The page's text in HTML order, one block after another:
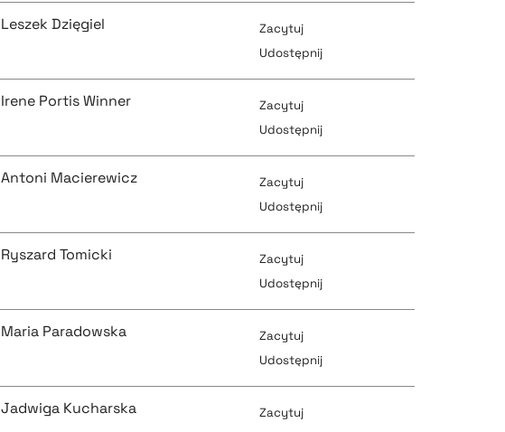
pobierz cytat
pobierz cytat
pobierz cytat
pobierz cytat
pobierz cytat
Leszek Dzięgiel
Zacytuj
Udostępnij
pobierz cytat
pobierz cytat
Irene Portis Winner
Zacytuj
Udostępnij
pobierz cytat
pobierz cytat
Antoni Macierewicz
Zacytuj
Udostępnij
pobierz cytat
Ryszard Tomicki
Zacytuj
Udostępnij
pobierz cytat
Maria Paradowska
Zacytuj
Udostępnij
Jadwiga Kucharska
Zacytuj